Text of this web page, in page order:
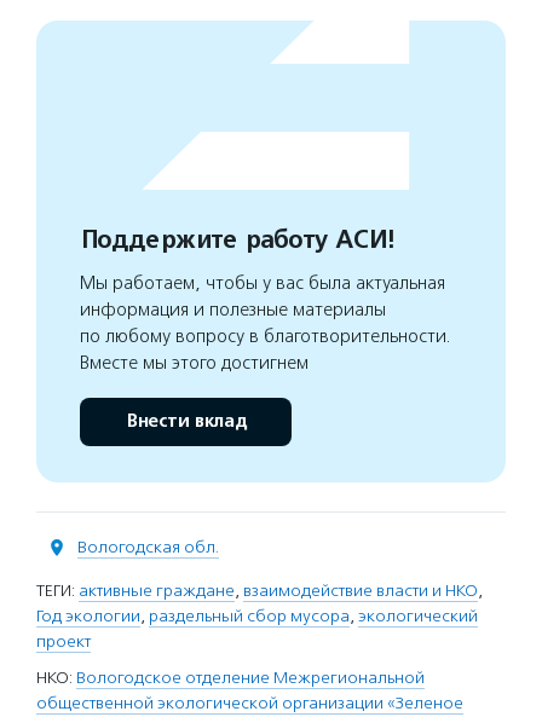
Поддержите работу АСИ!
Мы работаем, чтобы у вас была актуальная
информация и полезные материалы
по любому вопросу в благотворительности.
Вместе мы этого достигнем
Внести вклад
Вологодская обл.
ТЕГИ: активные граждане, взаимодействие власти и НКО,
Год экологии, раздельный сбор мусора, экологический
проект
НКО: Вологодское отделение Межрегиональной
общественной экологической организации «Зеленое